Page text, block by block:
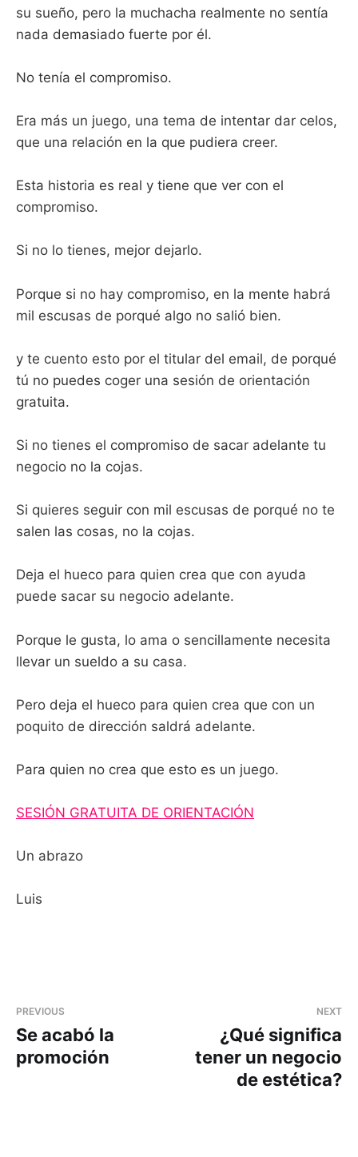
su sueño, pero la muchacha realmente no sentía
nada demasiado fuerte por él.
No tenía el compromiso.
Era más un juego, una tema de intentar dar celos,
que una relación en la que pudiera creer.
Esta historia es real y tiene que ver con el
compromiso.
Si no lo tienes, mejor dejarlo.
Porque si no hay compromiso, en la mente habrá
mil escusas de porqué algo no salió bien.
y te cuento esto por el titular del email, de porqué
tú no puedes coger una sesión de orientación
gratuita.
Si no tienes el compromiso de sacar adelante tu
negocio no la cojas.
Si quieres seguir con mil escusas de porqué no te
salen las cosas, no la cojas.
Deja el hueco para quien crea que con ayuda
puede sacar su negocio adelante.
Porque le gusta, lo ama o sencillamente necesita
llevar un sueldo a su casa.
Pero deja el hueco para quien crea que con un
poquito de dirección saldrá adelante.
Para quien no crea que esto es un juego.
SESIÓN GRATUITA DE ORIENTACIÓN
Un abrazo
Luis
PREVIOUS
Se acabó la
promoción
NEXT
¿Qué significa
tener un negocio
de estética?